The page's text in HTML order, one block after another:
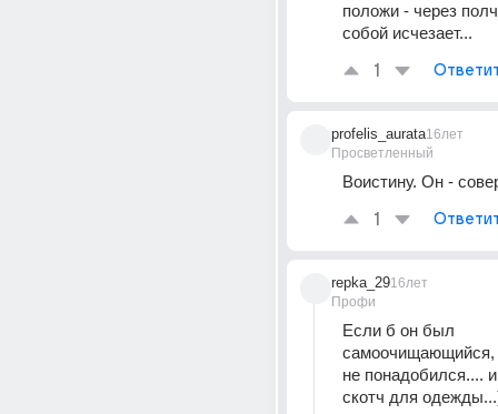
положи - через
собой исчезает...
1
profelis_aurata
Просветленный
16лет
Воистину. Он -
1
repka_29
Профи
16лет
Если б он был
самоочищающийся,
не понадобился....
скотч для